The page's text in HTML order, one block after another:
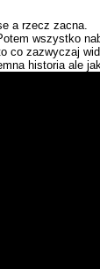
a rzecz zacna.
wszystko
zazwyczaj
historia ale